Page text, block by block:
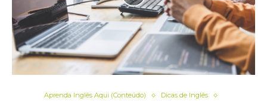
Aprenda Inglês Aqui (Conteúdo)
Dicas de Inglês